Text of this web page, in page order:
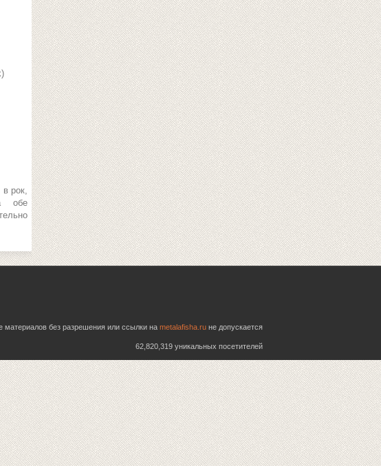
рок,
обе
материалов без разрешения или ссылки на metalafisha.ru не допускается
62,820,319 уникальных посетителей